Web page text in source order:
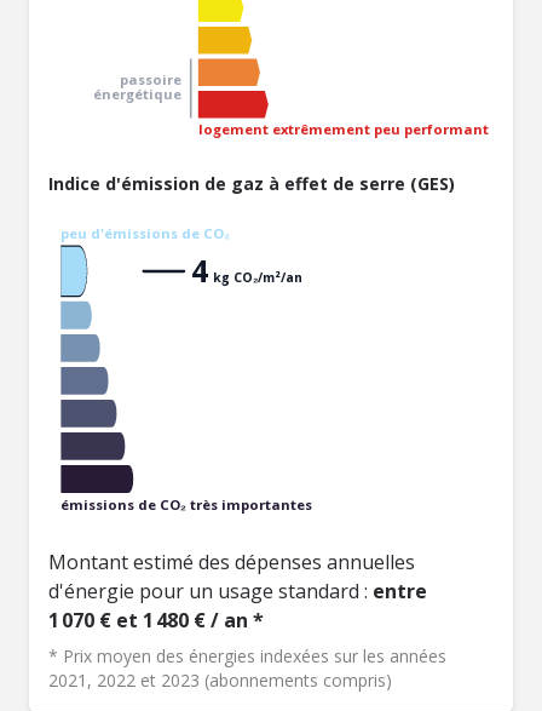
logement extrêmement peu performant
passoire
énergétique
Indice d'émission de gaz à effet de serre (GES)
peu d'émissions de CO₂
émissions de CO₂ très importantes
4 kg CO₂/m²/an
Montant estimé des dépenses annuelles
d'énergie pour un usage standard : entre
1 070 € et 1 480 € / an *
* Prix moyen des énergies indexées sur les années
2021, 2022 et 2023 (abonnements compris)